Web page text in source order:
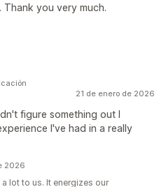
you very much.
21 de enero de 2026
figure something out I
I've had in a really
2026
lot to us. It energizes our